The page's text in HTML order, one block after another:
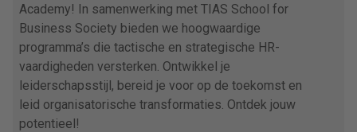
Academy! In samenwerking met TIAS School for
Business Society bieden we hoogwaardige
programma’s die tactische en strategische HR-
vaardigheden versterken. Ontwikkel je
leiderschapsstijl, bereid je voor op de toekomst en
leid organisatorische transformaties. Ontdek jouw
potentieel!